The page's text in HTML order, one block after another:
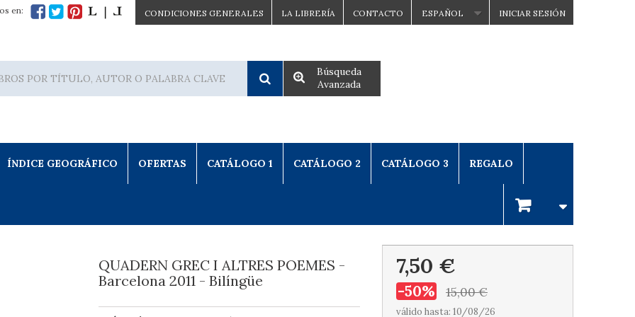
INICIAR SESIÓN
ESPAÑOL
CONTACTO
LA LIBRERÍA
CONDICIONES GENERALES
en:
Búsqueda
Avanzada
ÍNDICE GEOGRÁFICO OFERTAS CATÁLOGO 1 CATÁLOGO 2 CATÁLOGO 3 REGALO
QUADERN GREC I ALTRES POEMES -
Barcelona 2011 - Bilíngüe
7,50 €
-50% 15,00 €
válido hasta: 10/08/26